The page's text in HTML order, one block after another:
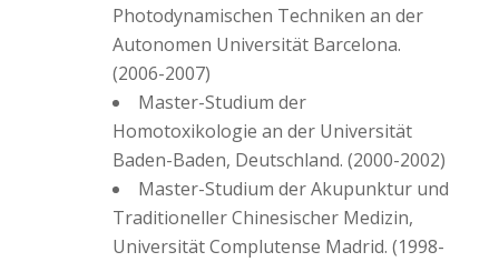
Photodynamischen Techniken an der
Autonomen Universität Barcelona.
(2006-2007)
Master-Studium der
Homotoxikologie an der Universität
Baden-Baden, Deutschland. (2000-2002)
Master-Studium der Akupunktur und
Traditioneller Chinesischer Medizin,
Universität Complutense Madrid. (1998-